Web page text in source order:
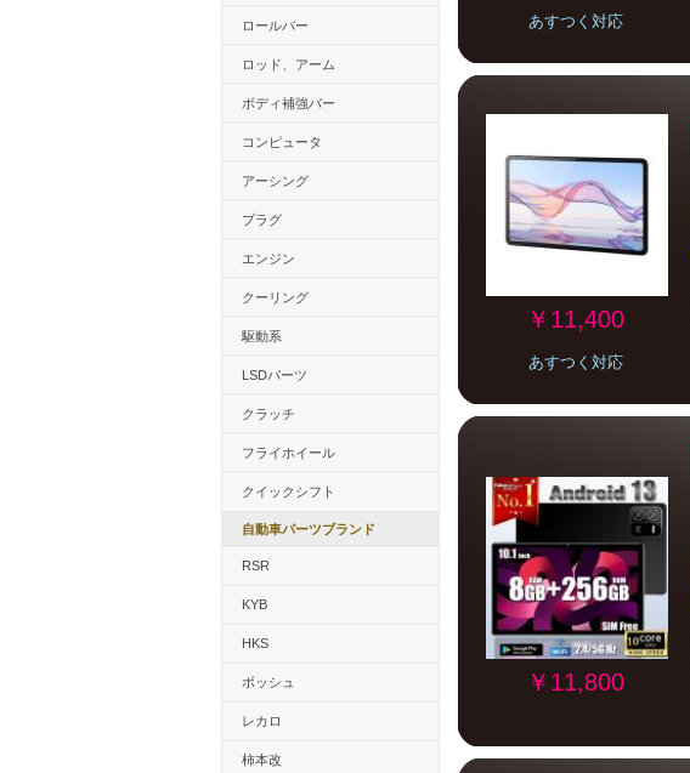
ロールバー
ロッド、アーム
ボディ補強バー
コンピュータ
アーシング
プラグ
エンジン
クーリング
駆動系
LSDパーツ
クラッチ
フライホイール
クイックシフト
自動車パーツブランド
RSR
KYB
HKS
ボッシュ
レカロ
柿本改
あすつく対応
￥11,400
あすつく対応
￥11,800